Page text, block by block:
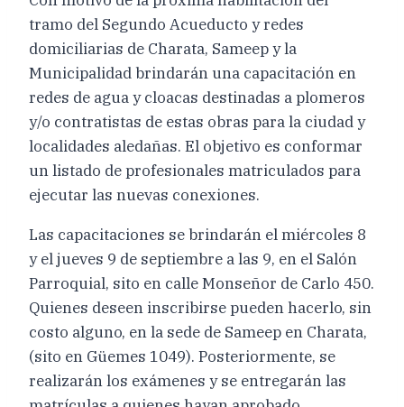
tramo del Segundo Acueducto y redes
domiciliarias de Charata, Sameep y la
Municipalidad brindarán una capacitación en
redes de agua y cloacas destinadas a plomeros
y/o contratistas de estas obras para la ciudad y
localidades aledañas. El objetivo es conformar
un listado de profesionales matriculados para
ejecutar las nuevas conexiones.
Las capacitaciones se brindarán el miércoles 8
y el jueves 9 de septiembre a las 9, en el Salón
Parroquial, sito en calle Monseñor de Carlo 450.
Quienes deseen inscribirse pueden hacerlo, sin
costo alguno, en la sede de Sameep en Charata,
(sito en Güemes 1049). Posteriormente, se
realizarán los exámenes y se entregarán las